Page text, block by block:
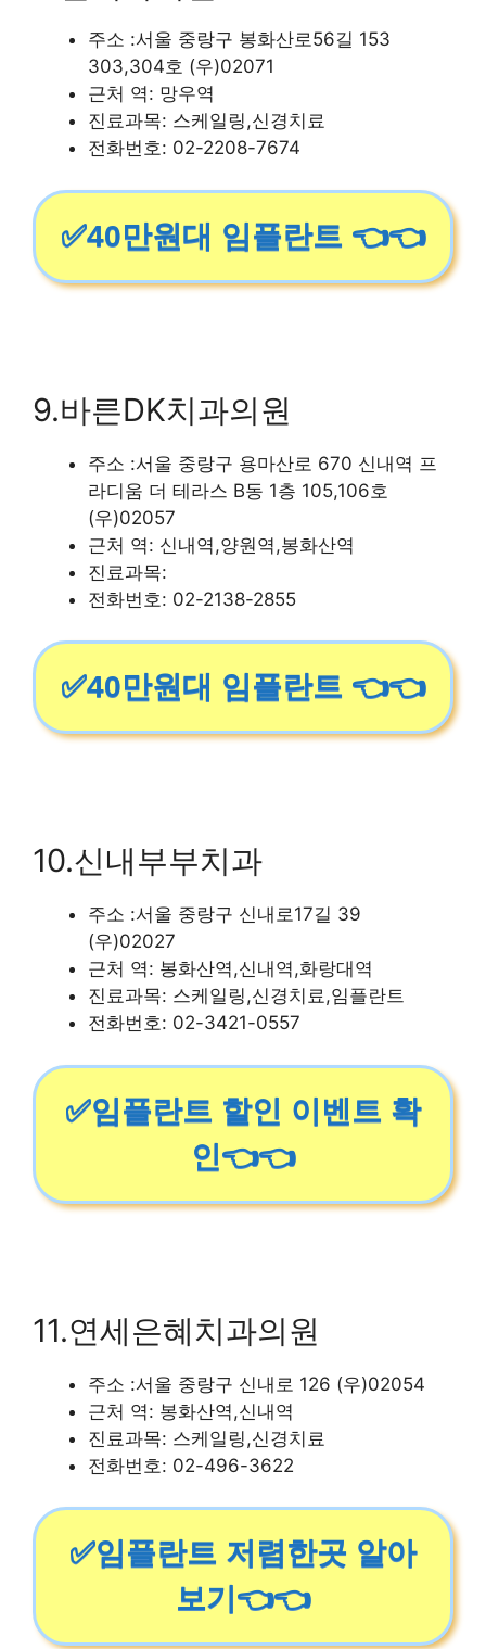
주소 :서울 중랑구 봉화산로56길 153
303,304호 (우)02071
근처 역: 망우역
진료과목: 스케일링,신경치료
전화번호: 02-2208-7674
✅40만원대 임플란트 👈👈
9.바른DK치과의원
주소 :서울 중랑구 용마산로 670 신내역 프
라디움 더 테라스 B동 1층 105,106호
(우)02057
근처 역: 신내역,양원역,봉화산역
진료과목:
전화번호: 02-2138-2855
✅40만원대 임플란트 👈👈
10.신내부부치과
주소 :서울 중랑구 신내로17길 39
(우)02027
근처 역: 봉화산역,신내역,화랑대역
진료과목: 스케일링,신경치료,임플란트
전화번호: 02-3421-0557
✅임플란트 할인 이벤트 확
인👈👈
11.연세은혜치과의원
주소 :서울 중랑구 신내로 126 (우)02054
근처 역: 봉화산역,신내역
진료과목: 스케일링,신경치료
전화번호: 02-496-3622
✅임플란트 저렴한곳 알아
보기👈👈